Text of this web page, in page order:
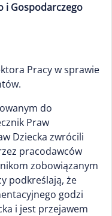
i Gospodarczego
Pracy w sprawie
do
Praw
Dziecka zwrócili
pracodawców
zobowiązanym
podkreślają, że
godzi
i jest przejawem